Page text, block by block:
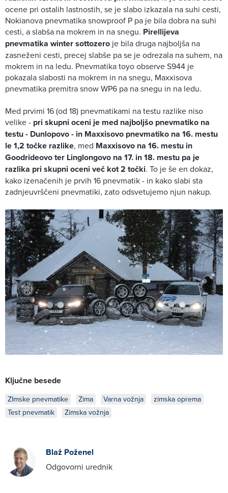
ocene pri ostalih lastnostih, se je slabo izkazala na suhi cesti,
Nokianova pnevmatika snowproof P pa je bila dobra na suhi
cesti, a slabša na mokrem in na snegu. Pirellijeva
pnevmatika winter sottozero je bila druga najboljša na
zasneženi cesti, precej slabše pa se je odrezala na suhem, na
mokrem in na ledu. Pnevmatika toyo observe S944 je
pokazala slabosti na mokrem in na snegu, Maxxisova
pnevmatika premitra snow WP6 pa na snegu in na ledu.
Med prvimi 16 (od 18) pnevmatikami na testu razlike niso
velike - pri skupni oceni je med najboljšo pnevmatiko na
testu - Dunlopovo - in Maxxisovo pnevmatiko na 16. mestu
le 1,2 točke razlike, med Maxxisovo na 16. mestu in
Goodrideovo ter Linglongovo na 17. in 18. mestu pa je
razlika pri skupni oceni več kot 2 točki. To je še en dokaz,
kako izenačenih je prvih 16 pnevmatik - in kako slabi sta
zadnjeuvrščeni pnevmatiki, zato odsvetujemo njun nakup.
Ključne besede
ZImske pnevmatike Zima Varna vožnja
zimska oprema
Test pnevmatik
Zimska vožnja
Blaž Poženel
Odgovorni urednik